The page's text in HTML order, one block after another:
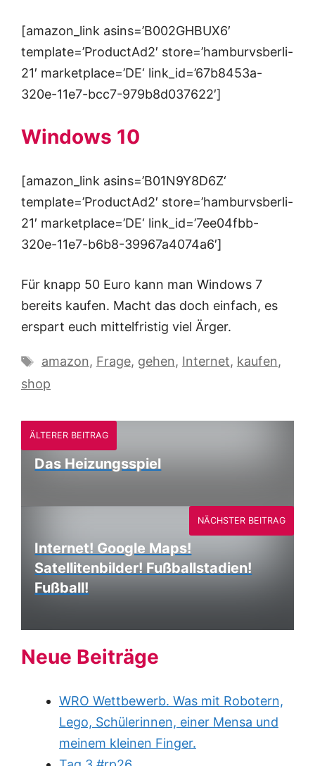
[amazon_link asins=’B002GHBUX6′
template=’ProductAd2′ store=’hamburvsberli-
21′ marketplace=’DE‘ link_id=’67b8453a-
320e-11e7-bcc7-979b8d037622′]
Windows 10
[amazon_link asins=’B01N9Y8D6Z‘
template=’ProductAd2′ store=’hamburvsberli-
21′ marketplace=’DE‘ link_id=’7ee04fbb-
320e-11e7-b6b8-39967a4074a6′]
Für knapp 50 Euro kann man Windows 7
bereits kaufen. Macht das doch einfach, es
erspart euch mittelfristig viel Ärger.
Schlagwörter
amazon, Frage, gehen, Internet, kaufen,
shop
ÄLTERER BEITRAG
Das Heizungsspiel
Internet! Google Maps!
Satellitenbilder! Fußballstadien!
Fußball!
NÄCHSTER BEITRAG
Neue Beiträge
WRO Wettbewerb. Was mit Robotern,
Lego, Schülerinnen, einer Mensa und
meinem kleinen Finger.